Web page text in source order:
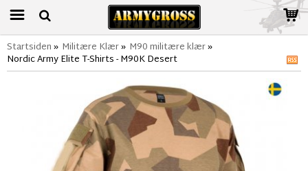
Startsiden» Militære Klær» M90 militære klær»
Nordic Army Elite T-Shirts - M90K Desert